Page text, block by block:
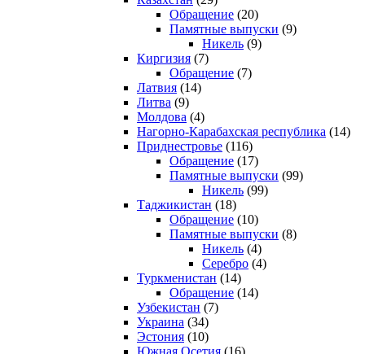
Обращение (20)
Памятные выпуски (9)
Никель (9)
Киргизия (7)
Обращение (7)
Латвия (14)
Литва (9)
Молдова (4)
Нагорно-Карабахская республика (14)
Приднестровье (116)
Обращение (17)
Памятные выпуски (99)
Никель (99)
Таджикистан (18)
Обращение (10)
Памятные выпуски (8)
Никель (4)
Серебро (4)
Туркменистан (14)
Обращение (14)
Узбекистан (7)
Украина (34)
Эстония (10)
Южная Осетия (16)